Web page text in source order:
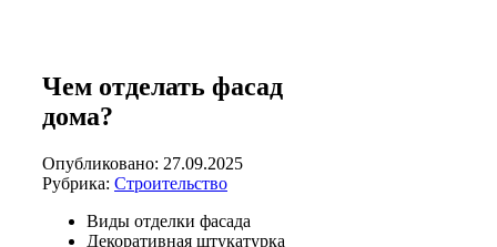
Чем отделать фасад
дома?
Опубликовано: 27.09.2025
Рубрика: Строительство
Виды отделки фасада
Декоративная штукатурка